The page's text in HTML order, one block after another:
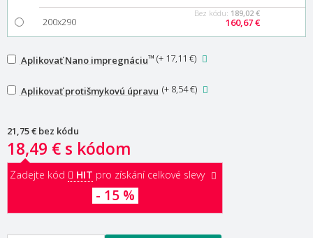
200x290
Bez kódu: 189,02 €
160,67 €
Aplikovať Nano impregnáciu™ (+ 17,11 €)
Aplikovať protišmykovú úpravu (+ 8,54 €)
21,75 € bez kódu
18,49 € s kódom
Zadejte kód HIT pro získání celkové slevy
- 15 %